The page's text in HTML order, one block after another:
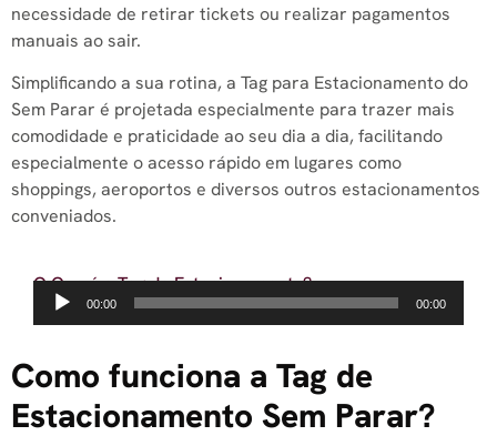
necessidade de retirar tickets ou realizar pagamentos
manuais ao sair.
Simplificando a sua rotina, a Tag para Estacionamento do
Sem Parar é projetada especialmente para trazer mais
comodidade e praticidade ao seu dia a dia, facilitando
especialmente o acesso rápido em lugares como
shoppings, aeroportos e diversos outros estacionamentos
conveniados.
O Que é a Tag de Estacionamento?
Tocador00:00 00:00
Como funciona a Tag de
Estacionamento Sem Parar?